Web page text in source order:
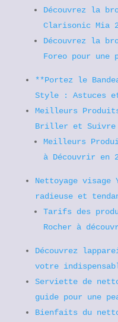
Découvrez la
Clarisonic Mia
Découvrez la
Foreo pour une
**Portez le
Style : Astuces
Meilleurs
Briller et Suivre
Meilleurs
à Découvrir en
Nettoyage visage
radieuse et
Tarifs des
Rocher à
Découvrez
votre
Serviette de
guide pour une
Bienfaits du